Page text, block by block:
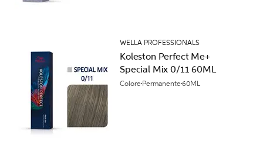
WELLA PROFESSIONALS
Koleston Perfect Me+
Special Mix 0/11 60ML
Colore Permanente60ML